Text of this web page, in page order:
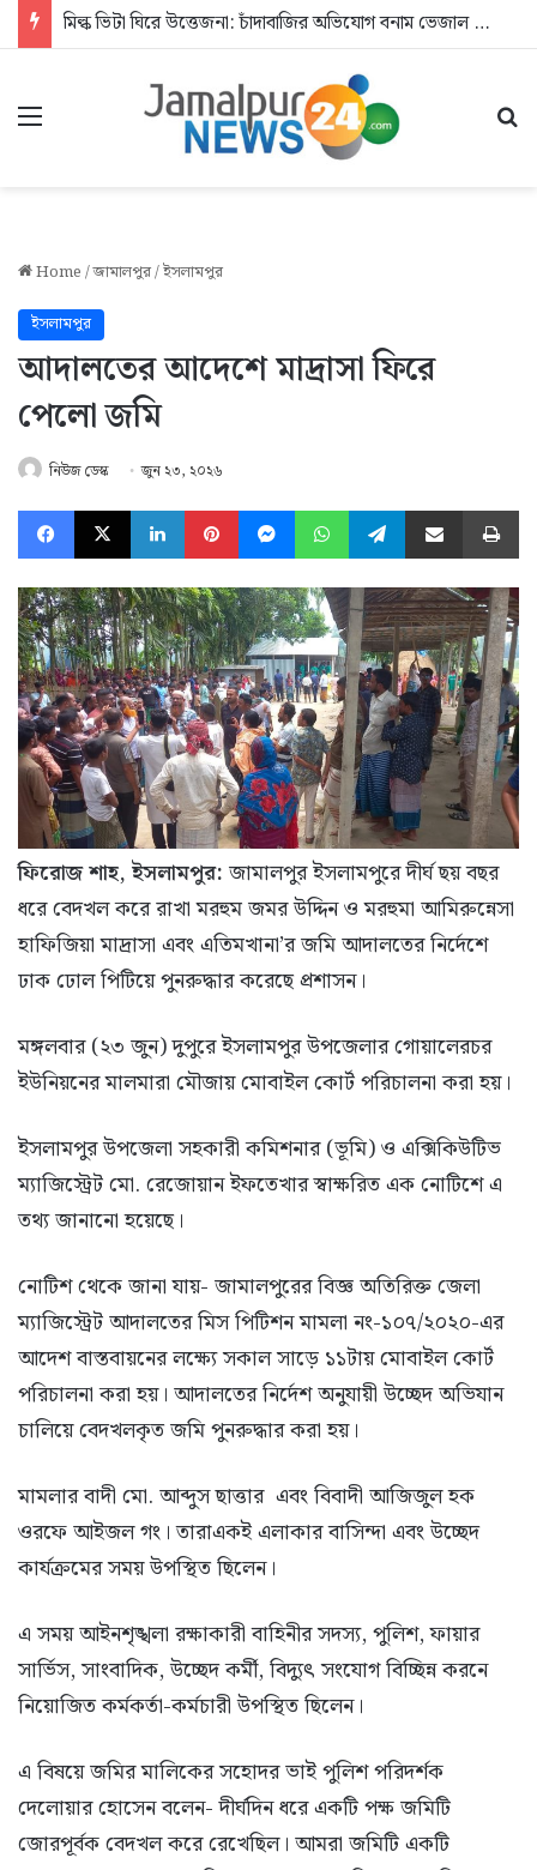
মিল্ক ভিটা ঘিরে উত্তেজনা: চাঁদাবাজির অভিযোগ বনাম ভেজাল দুধের জিডি
Menu
Home/জামালপুর/ইসলামপুর
ইসলামপুর
আদালতের আদেশে মাদ্রাসা ফিরে
পেলো জমি
নিউজ ডেস্ক জুন ২৩, ২০২৬
Facebook
X LinkedInPinterestMessengerWhatsAppTelegramShare via Email
ফিরোজ শাহ, ইসলামপুর: জামালপুর ইসলামপুরে দীর্ঘ ছয় বছর
ধরে বেদখল করে রাখা মরহুম জমর উদ্দিন ও মরহুমা আমিরুন্নেসা
হাফিজিয়া মাদ্রাসা এবং এতিমখানা’র জমি আদালতের নির্দেশে
ঢাক ঢোল পিটিয়ে পুনরুদ্ধার করেছে প্রশাসন।
মঙ্গলবার (২৩ জুন) দুপুরে ইসলামপুর উপজেলার গোয়ালেরচর
ইউনিয়নের মালমারা মৌজায় মোবাইল কোর্ট পরিচালনা করা হয়।
ইসলামপুর উপজেলা সহকারী কমিশনার (ভূমি) ও এক্সিকিউটিভ
ম্যাজিস্ট্রেট মো. রেজোয়ান ইফতেখার স্বাক্ষরিত এক নোটিশে এ
তথ্য জানানো হয়েছে।
নোটিশ থেকে জানা যায়- জামালপুরের বিজ্ঞ অতিরিক্ত জেলা
ম্যাজিস্ট্রেট আদালতের মিস পিটিশন মামলা নং-১০৭/২০২০-এর
আদেশ বাস্তবায়নের লক্ষ্যে সকাল সাড়ে ১১টায় মোবাইল কোর্ট
পরিচালনা করা হয়। আদালতের নির্দেশ অনুযায়ী উচ্ছেদ অভিযান
চালিয়ে বেদখলকৃত জমি পুনরুদ্ধার করা হয়।
মামলার বাদী মো. আব্দুস ছাত্তার এবং বিবাদী আজিজুল হক
ওরফে আইজল গং। তারাএকই এলাকার বাসিন্দা এবং উচ্ছেদ
কার্যক্রমের সময় উপস্থিত ছিলেন।
এ সময় আইনশৃঙ্খলা রক্ষাকারী বাহিনীর সদস্য, পুলিশ, ফায়ার
সার্ভিস, সাংবাদিক, উচ্ছেদ কর্মী, বিদ্যুৎ সংযোগ বিচ্ছিন্ন করনে
নিয়োজিত কর্মকর্তা-কর্মচারী উপস্থিত ছিলেন।
এ বিষয়ে জমির মালিকের সহোদর ভাই পুলিশ পরিদর্শক
দেলোয়ার হোসেন বলেন- দীর্ঘদিন ধরে একটি পক্ষ জমিটি
জোরপূর্বক বেদখল করে রেখেছিল। আমরা জমিটি একটি